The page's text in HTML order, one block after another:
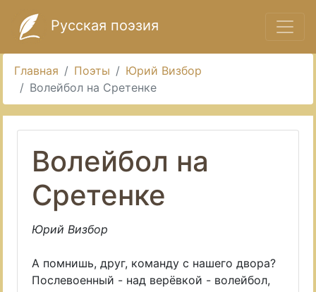
Русская поэзия
Главная Поэты
Юрий Визбор
Волейбол на Сретенке
Волейбол на
Сретенке
Юрий Визбор
А помнишь, друг, команду с нашего двора?
Послевоенный - над верёвкой - волейбол,